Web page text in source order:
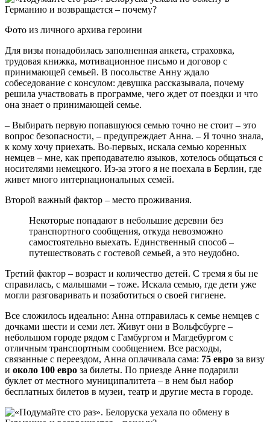
Фото из личного архива героини
Для визы понадобилась заполненная анкета, страховка,
трудовая книжка, мотивационное письмо и договор с
принимающей семьей. В посольстве Анну ждало
собеседование с консулом: девушка рассказывала, почему
решила участвовать в программе, чего ждет от поездки и что
она знает о принимающей семье.
– Выбирать первую попавшуюся семью точно не стоит – это
вопрос безопасности, – предупреждает Анна. – Я точно знала,
к кому хочу приехать. Во-первых, искала семью коренных
немцев – мне, как преподавателю языков, хотелось общаться с
носителями немецкого. Из-за этого я не поехала в Берлин, где
живет много интернациональных семей.
Второй важный фактор – место проживания.
Некоторые попадают в небольшие деревни без
транспортного сообщения, откуда невозможно
самостоятельно выехать. Единственный способ –
путешествовать с гостевой семьей, а это неудобно.
Третий фактор – возраст и количество детей. С тремя я бы не
справилась, с малышами – тоже. Искала семью, где дети уже
могли разговаривать и позаботиться о своей гигиене.
Все сложилось идеально: Анна отправилась к семье немцев с
дочками шести и семи лет. Живут они в Вольфсбурге –
небольшом городе рядом с Гамбургом и Магдебургом с
отличным транспортным сообщением. Все расходы,
связанные с переездом, Анна оплачивала сама: 75 евро за визу
и около 100 евро за билеты. По приезде Анне подарили
буклет от местного муниципалитета – в нем был набор
бесплатных билетов в музеи, театр и другие места в городе.